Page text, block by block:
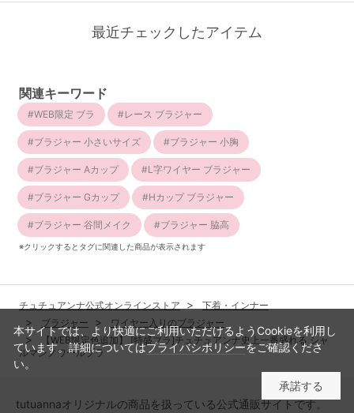
最近チェックしたアイテム
関連キーワード
WEB限定 ブラ レース ブラジャー
ブラジャー 小さいサイズ ブラジャー 小胸
ブラジャー Aカップ L字ワイヤー ブラジャー
ブラジャー Gカップ Hカップ ブラジャー
ブラジャー 谷間メイク ブラジャー 脇高
※クリックするとタグに関連した商品が表示されます
チュチュアンナ公式オンラインストア
下着・インナー
ブラジャー
ワイヤー入りのブラジャー
【WEB限定色追加】 [特盛ブラ]チュチュアンナ史上一番盛れる シャ
ルマンノワールブラ
tutuannaオリジナルの商品を扱っている公式通販サイトです。
本サイトでは、より快適にご利用いただけるようCookieを利用し
ています。詳細についてはプライバシポリシーをご確認くださ
い。
承諾する